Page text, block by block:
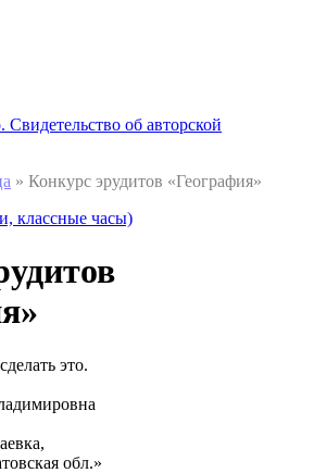
Свидетельство об авторской
» Конкурс эрудитов «География»
классные часы)
сделать это.
обл.»